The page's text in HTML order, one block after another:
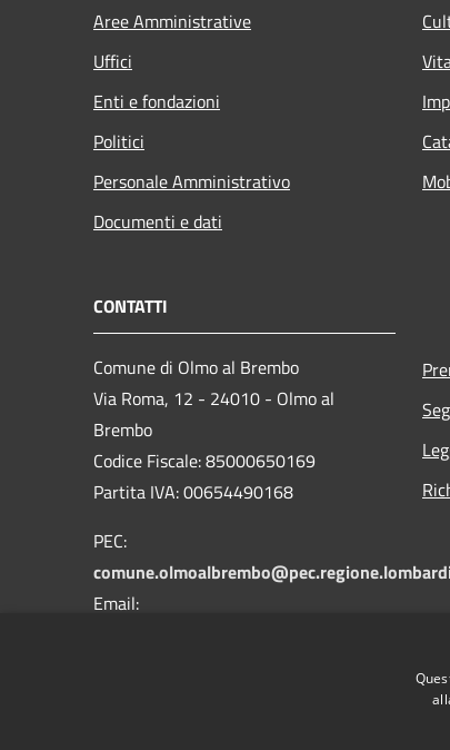
Aree Amministrative
Uffici
Enti e fondazioni
Politici
Personale Amministrativo
Documenti e dati
CONTATTI
Comune di Olmo al Brembo
Via Roma, 12 - 24010 - Olmo al
Brembo
Codice Fiscale: 85000650169
Partita IVA: 00654490168
PEC:
Email: